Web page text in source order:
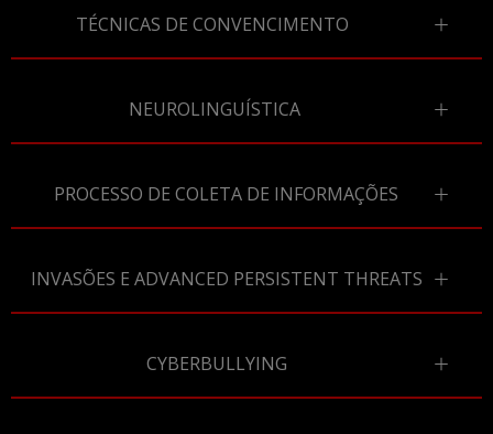
TÉCNICAS DE CONVENCIMENTO
NEUROLINGUÍSTICA
PROCESSO DE COLETA DE INFORMAÇÕES
INVASÕES E ADVANCED PERSISTENT THREATS
CYBERBULLYING